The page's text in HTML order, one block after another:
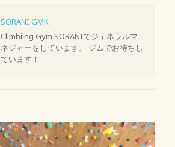
SORANI GMK
Climbiing Gym SORANIでジェネラルマ
ネジャーをしています。 ジムでお待ちし
ています！